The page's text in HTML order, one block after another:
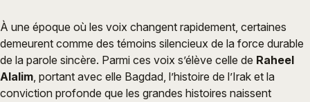
À une époque où les voix changent rapidement, certaines
demeurent comme des témoins silencieux de la force durable
de la parole sincère. Parmi ces voix s’élève celle de Raheel
Alalim, portant avec elle Bagdad, l’histoire de l’Irak et la
conviction profonde que les grandes histoires naissent